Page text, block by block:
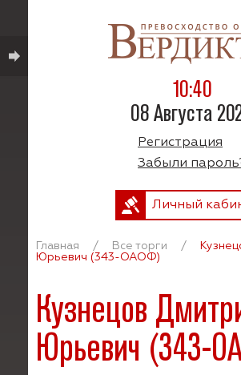
10:40
08 Августа
Регистрация
Забыли
Личный
Главная / Все торги /
Юрьевич (343-ОАОФ)
Кузнецов
Юрьевич (343-